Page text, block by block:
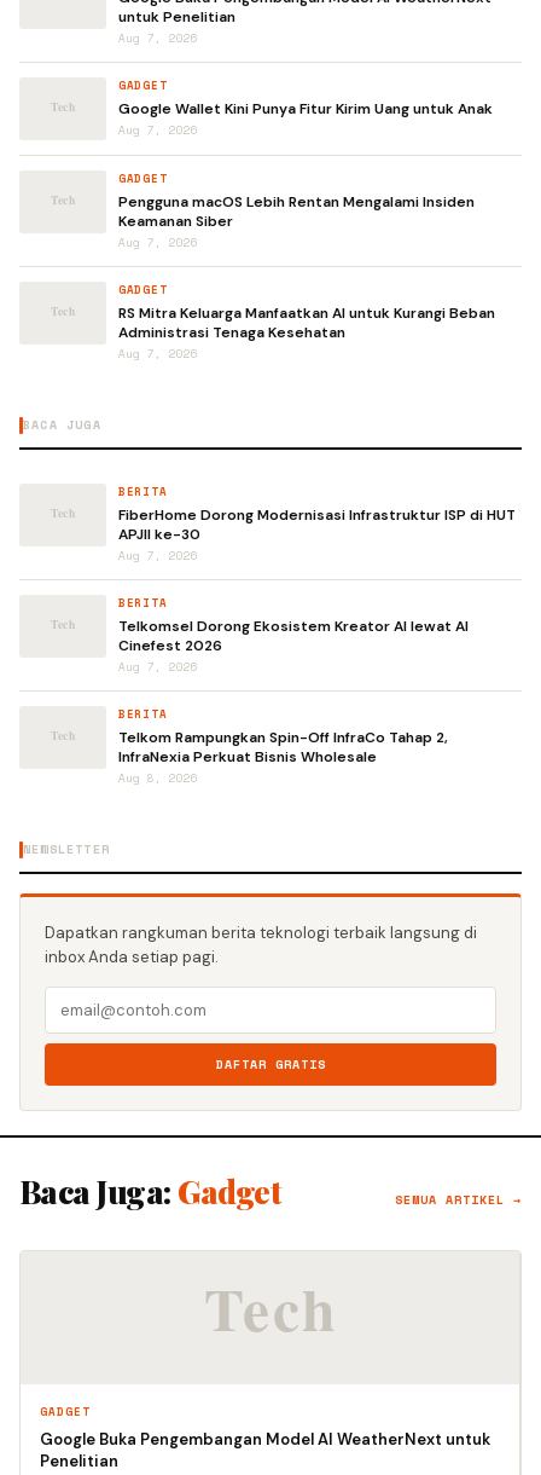
untuk Penelitian
Aug 7, 2026
GADGET
Google Wallet Kini Punya Fitur Kirim Uang untuk Anak
Aug 7, 2026
GADGET
Pengguna macOS Lebih Rentan Mengalami Insiden
Keamanan Siber
Aug 7, 2026
GADGET
RS Mitra Keluarga Manfaatkan AI untuk Kurangi Beban
Administrasi Tenaga Kesehatan
Aug 7, 2026
BACA JUGA
BERITA
FiberHome Dorong Modernisasi Infrastruktur ISP di HUT
APJII ke-30
Aug 7, 2026
BERITA
Telkomsel Dorong Ekosistem Kreator AI lewat AI
Cinefest 2026
Aug 7, 2026
BERITA
Telkom Rampungkan Spin-Off InfraCo Tahap 2,
InfraNexia Perkuat Bisnis Wholesale
Aug 8, 2026
NEWSLETTER
Dapatkan rangkuman berita teknologi terbaik langsung di
inbox Anda setiap pagi.
DAFTAR GRATIS
Baca Juga: Gadget SEMUA ARTIKEL →
GADGET
Google Buka Pengembangan Model AI WeatherNext untuk
Penelitian